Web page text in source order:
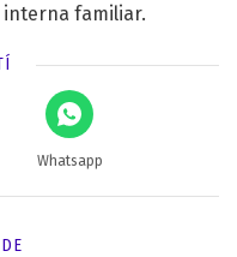
interna familiar.
Whatsapp